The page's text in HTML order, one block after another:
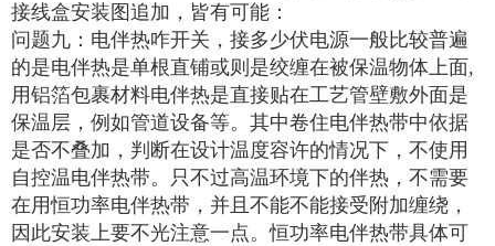
接线盒安装图追加，皆有可能：
问题九：电伴热咋开关，接多少伏电源一般比较普遍
的是电伴热是单根直铺或则是绞缠在被保温物体上面,
用铝箔包裹材料电伴热是直接贴在工艺管壁敷外面是
保温层，例如管道设备等。其中卷住电伴热带中依据
是否不叠加，判断在设计温度容许的情况下，不使用
自控温电伴热带。只不过高温环境下的伴热，不需要
在用恒功率电伴热带，并且不能不能接受附加缠绕，
因此安装上要不光注意一点。恒功率电伴热带具体可